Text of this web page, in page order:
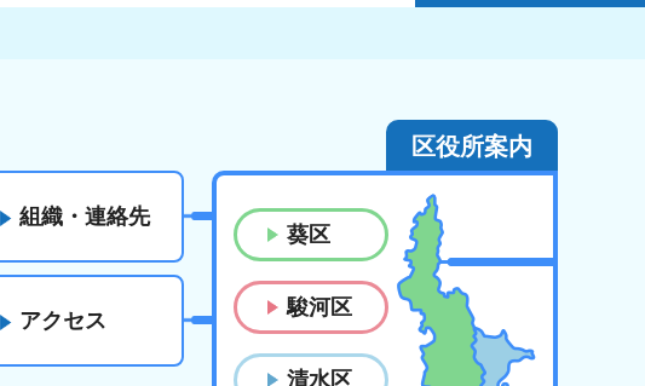
組織・連絡先
アクセス
区役所案内
葵区
駿河区
清水区